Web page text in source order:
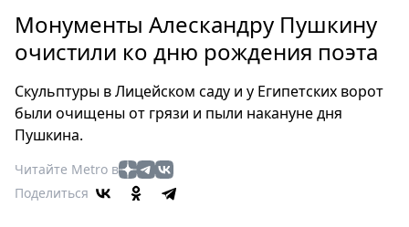
Россия
Мир
Еда
Туризм
Театр
Кино
Монументы Алескандру Пушкину
очистили ко дню рождения поэта
Скульптуры в Лицейском саду и у Египетских ворот
были очищены от грязи и пыли накануне дня
Пушкина.
Читайте Metro в
Поделиться